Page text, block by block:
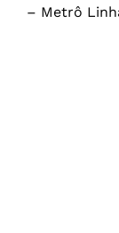
– Metrô